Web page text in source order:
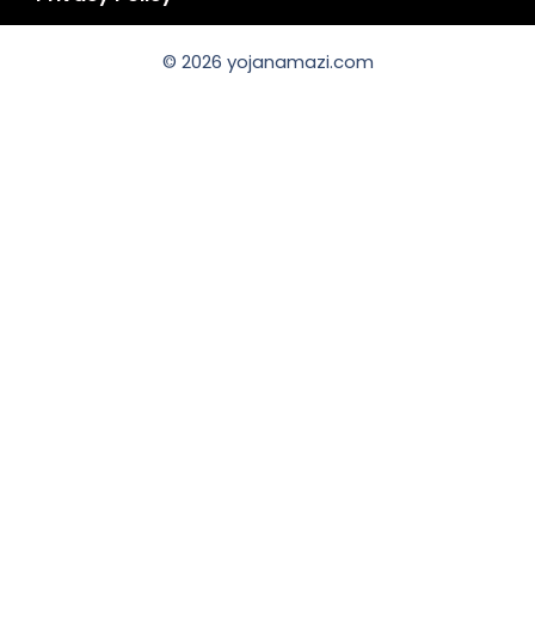
© 2026 yojanamazi.com